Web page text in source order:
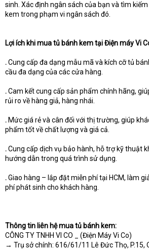
sinh. Xác định ngân sách của bạn và tìm
kem trong phạm vi ngân sách đó.
Lợi ích khi mua tủ bánh kem tại Điện máy Vi
.Cung cấp đa dạng mẫu mã và kích cỡ tủ
cầu đa dạng của các cửa hàng.
.Cam kết cung cấp sản phẩm chính hãng,
rủi ro về hàng giả, hàng nhái.
. Mức giá rẻ và cân đối với thị trường, giúp
phẩm tốt về chất lượng và giá cả.
.Cung cấp dịch vụ bảo hành, hỗ trợ kỹ thuật
hướng dẫn trong quá trình sử dụng.
.Giao hàng – lắp đặt miễn phí tại HCM, làm
phí phát sinh cho khách hàng.
Thông tin liên hệ mua tủ bánh kem:
CÔNG TY TNHH VI CO _ (Điện Máy Vi Co)
→ Trụ sở chính: 616/61/11 Lê Đức Thọ, P.15,